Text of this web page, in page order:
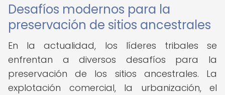
Desafíos modernos para la
preservación de sitios ancestrales
En la actualidad, los líderes tribales se
enfrentan a diversos desafíos para la
preservación de los sitios ancestrales. La
explotación comercial, la urbanización, el